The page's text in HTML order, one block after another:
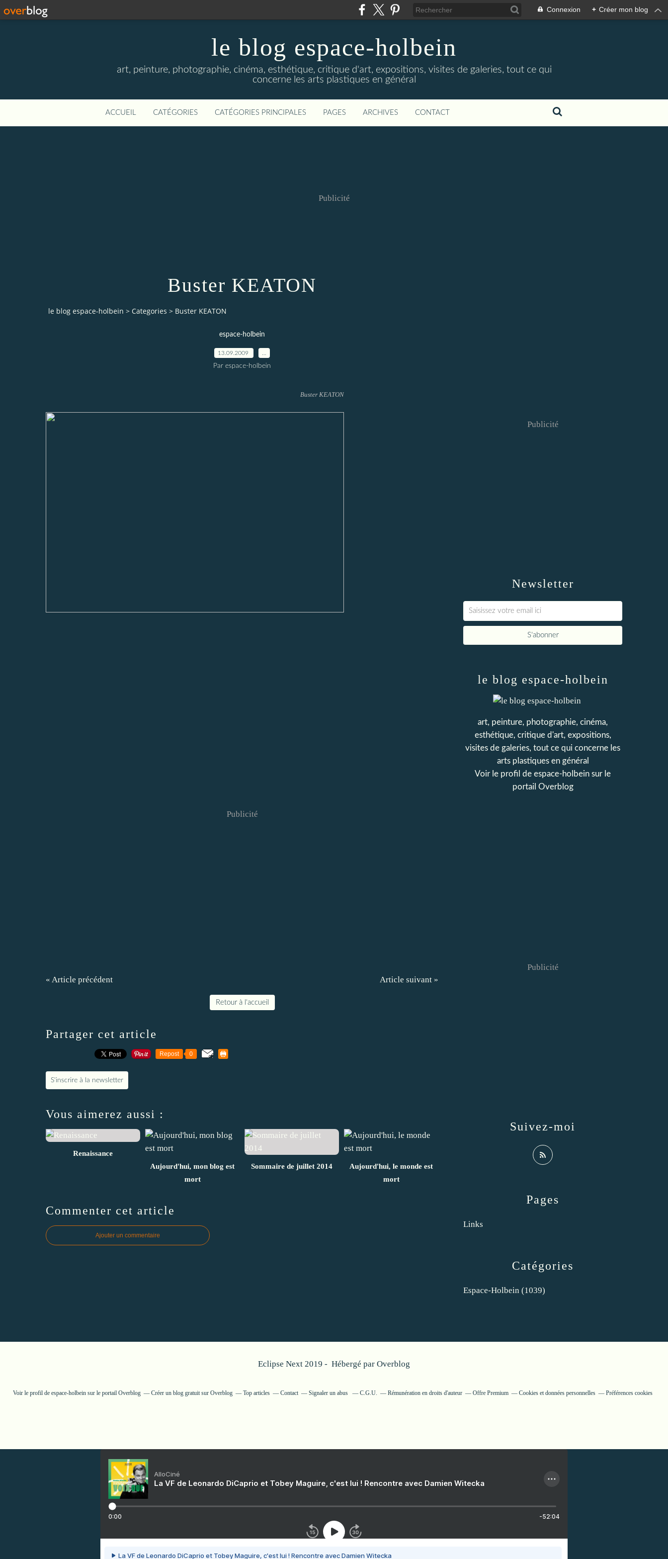
Connexion + Créer mon blog
le blog espace-holbein
art, peinture, photographie, cinéma, esthétique, critique d'art, expositions, visites de galeries, tout ce qui
concerne les arts plastiques en général
ACCUEIL CATÉGORIES CATÉGORIES PRINCIPALES PAGES ARCHIVES CONTACT
Publicité
Buster KEATON
le blog espace-holbein > Categories > Buster KEATON
espace-holbein
13.09.2009
Par espace-holbein
Buster KEATON
Publicité
« Article précédent Article suivant »
Retour à l'accueil
Partager cet article
Repost 0
S'inscrire à la newsletter
Vous aimerez aussi :
Renaissance
Aujourd'hui, mon blog est
mort
Sommaire de juillet 2014
Aujourd'hui, le monde est
mort
Commenter cet article
Ajouter un commentaire
Newsletter
Publicité
Catégories
Espace-Holbein (1039)
Pages
Links
le blog espace-holbein
art, peinture, photographie, cinéma,
esthétique, critique d'art, expositions,
visites de galeries, tout ce qui concerne les
arts plastiques en général
Voir le profil de espace-holbein sur le
portail Overblog
Suivez-moi
Publicité
Eclipse Next 2019 - Hébergé par Overblog
Voir le profil de espace-holbeinsur le portail Overblog Créer un blog gratuit sur Overblog Top articles Contact Signaler un abus C.G.U. Rémunération en droits d'auteur Offre Premium Cookies et données personnelles Préférences cookies
AlloCiné
La VF de Leonardo DiCaprio et Tobey Maguire, c'est lui ! Rencontre avec Damien Witecka
0:00 -52:04
La VF de Leonardo DiCaprio et Tobey Maguire, c'est lui ! Rencontre avec Damien Witecka